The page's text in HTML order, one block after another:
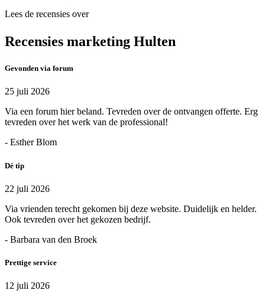
Lees de recensies over
Recensies marketing Hulten
Gevonden via forum
25 juli 2026
Via een forum hier beland. Tevreden over de ontvangen offerte. Erg
tevreden over het werk van de professional!
- Esther Blom
Dé tip
22 juli 2026
Via vrienden terecht gekomen bij deze website. Duidelijk en helder.
Ook tevreden over het gekozen bedrijf.
- Barbara van den Broek
Prettige service
12 juli 2026